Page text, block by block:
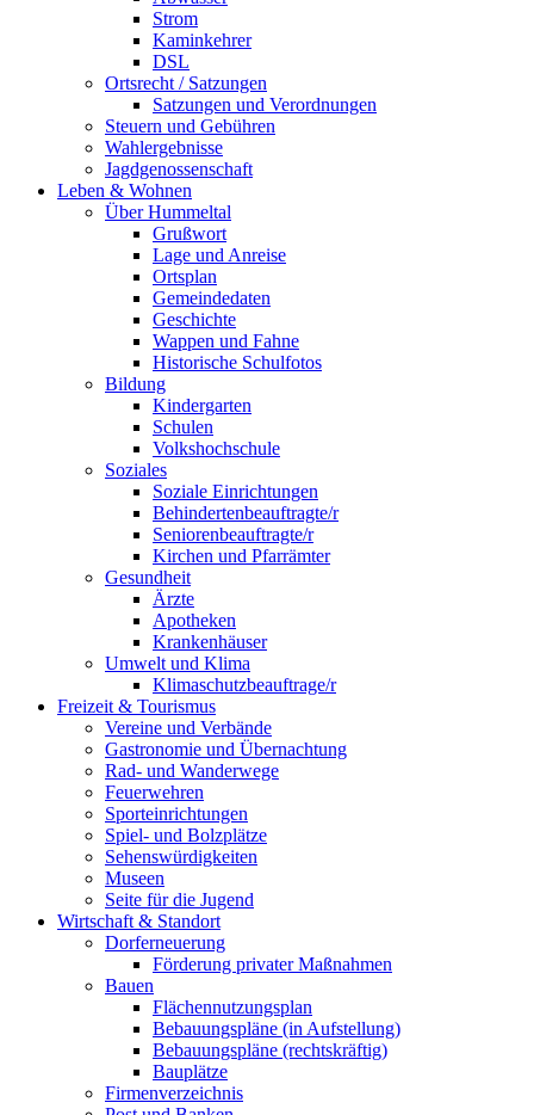
Strom
Kaminkehrer
DSL
Ortsrecht / Satzungen
Satzungen und Verordnungen
Steuern und Gebühren
Wahlergebnisse
Jagdgenossenschaft
Leben & Wohnen
Über Hummeltal
Grußwort
Lage und Anreise
Ortsplan
Gemeindedaten
Geschichte
Wappen und Fahne
Historische Schulfotos
Bildung
Kindergarten
Schulen
Volkshochschule
Soziales
Soziale Einrichtungen
Behindertenbeauftragte/r
Seniorenbeauftragte/r
Kirchen und Pfarrämter
Gesundheit
Ärzte
Apotheken
Krankenhäuser
Umwelt und Klima
Klimaschutzbeauftrage/r
Freizeit & Tourismus
Vereine und Verbände
Gastronomie und Übernachtung
Rad- und Wanderwege
Feuerwehren
Sporteinrichtungen
Spiel- und Bolzplätze
Sehenswürdigkeiten
Museen
Seite für die Jugend
Wirtschaft & Standort
Dorferneuerung
Förderung privater Maßnahmen
Bauen
Flächennutzungsplan
Bebauungspläne (in Aufstellung)
Bebauungspläne (rechtskräftig)
Bauplätze
Firmenverzeichnis